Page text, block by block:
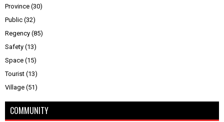
Province (30)
Public (32)
Regency (85)
Safety (13)
Space (15)
Tourist (13)
Village (51)
COMMUNITY